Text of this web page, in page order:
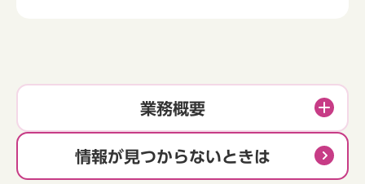
業務概要
情報が見つからないときは